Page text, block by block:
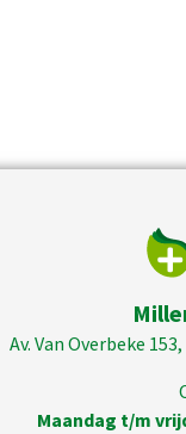
Av. Van Overbeke
Maandag t/m